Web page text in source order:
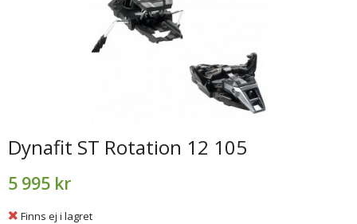
Dynafit ST Rotation 12 105
5 995 kr
Finns ej i lagret